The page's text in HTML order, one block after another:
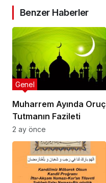
Benzer Haberler
Muharrem Ayında Oruç
Tutmanın Fazileti
Genel
2 ay önce